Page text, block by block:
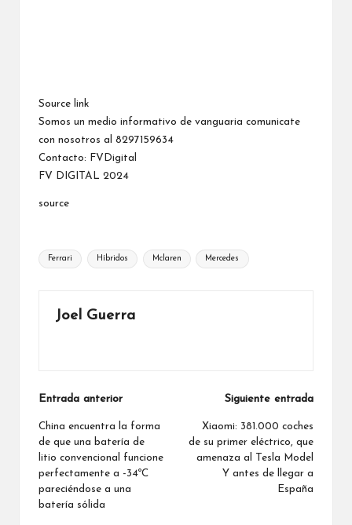
Source link
Somos un medio informativo de vanguaria comunicate
con nosotros al 8297159634
Contacto:
FVDigital
FV DIGITAL 2024
source
Etiquetas:
Ferrari Híbridos Mclaren Mercedes
Joel Guerra
Navegación
de
entradas
Entrada anterior
China encuentra la forma
de que una batería de
litio convencional funcione
perfectamente a -34ºC
pareciéndose a una
batería sólida
Siguiente entrada
Xiaomi: 381.000 coches
de su primer eléctrico, que
amenaza al Tesla Model
Y antes de llegar a
España